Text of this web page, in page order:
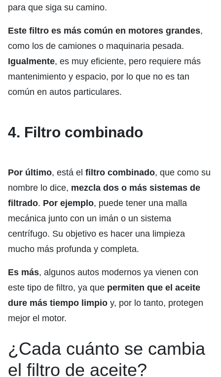
para que siga su camino.
Este filtro es más común en motores grandes,
como los de camiones o maquinaria pesada.
Igualmente, es muy eficiente, pero requiere más
mantenimiento y espacio, por lo que no es tan
común en autos particulares.
4. Filtro combinado
Por último, está el filtro combinado, que como su
nombre lo dice, mezcla dos o más sistemas de
filtrado. Por ejemplo, puede tener una malla
mecánica junto con un imán o un sistema
centrífugo. Su objetivo es hacer una limpieza
mucho más profunda y completa.
Es más, algunos autos modernos ya vienen con
este tipo de filtro, ya que permiten que el aceite
dure más tiempo limpio y, por lo tanto, protegen
mejor el motor.
¿Cada cuánto se cambia
el filtro de aceite?